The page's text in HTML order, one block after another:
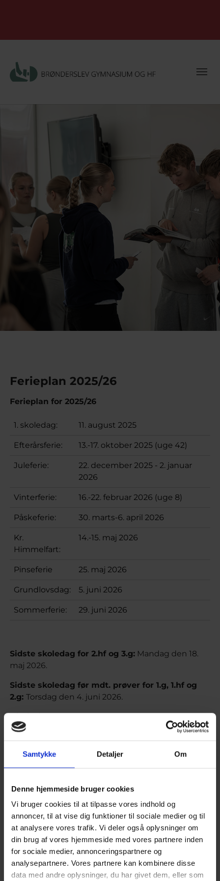
Samtykke Detaljer Om
Denne hjemmeside bruger cookies
Vi bruger cookies til at tilpasse vores indhold og
annoncer, til at vise dig funktioner til sociale medier og til
at analysere vores trafik. Vi deler også oplysninger om
din brug af vores hjemmeside med vores partnere inden
for sociale medier, annonceringspartnere og
analysepartnere. Vores partnere kan kombinere disse
data med andre oplysninger, du har givet dem, eller som
Ferieplan 2025/26
Ferieplan for 2025/26
1. skoledag: 11. august 2025
Efterårsferie: 13.-17. oktober 2025 (uge 42)
Juleferie:
22. december 2025 - 2. januar
2026
Vinterferie: 16.-22. februar 2026 (uge 8)
Påskeferie: 30. marts-6. april 2026
Kr.
Himmelfart:
14.-15. maj 2026
Pinseferie 25. maj 2026
Grundlovsdag: 5. juni 2026
Sommerferie: 29. juni 2026
Sidste skoledag for 2.hf og 3.g: Mandag den 18.
maj 2026.
Sidste skoledag før mdt. prøver for 1.g, 1.hf og
2.g: Torsdag den 4. juni 2026.
Dimission for 2.hf og 3.g:Fredag d. 26. juni 2026
kl. 10-12.30
3.g & 2.hf: 11/8-2025 - 18/5-2026 (begge inkl.): 173
1.g, 2.g & 1.hf: 11/8-2025 - 4/6-2026 (begge inkl.): 185
skoledage
SRP/SSO-skriveperioden skal ligge mellem uge 12
og 18 (indeholder perioden 'SSO2').
Ferieplan for 2026/27